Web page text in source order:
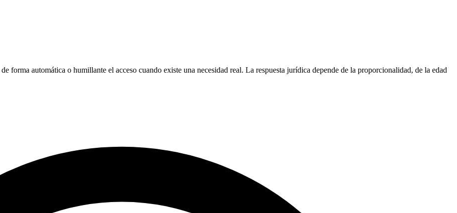
forma automática o humillante el acceso cuando existe una necesidad real. La respuesta jurídica depende de la proporcionalidad, de la edad